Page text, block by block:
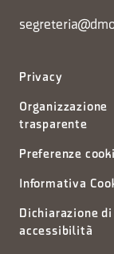
Privacy
Organizzazione
trasparente
Preferenze
Informativa
Dichiarazione di
accessibilità